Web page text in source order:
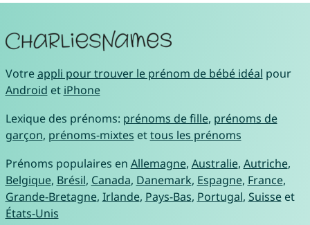
Votreappli pour trouver le prénom de bébé idéal pour
Android et iPhone
Lexique des prénoms: prénoms de fille, prénoms de
garçon, prénoms-mixtes ettous les prénoms
Prénoms populaires en Allemagne, Australie, Autriche,
Belgique, Brésil, Canada, Danemark, Espagne, France,
Grande-Bretagne, Irlande, Pays-Bas, Portugal, Suisseet
États-Unis